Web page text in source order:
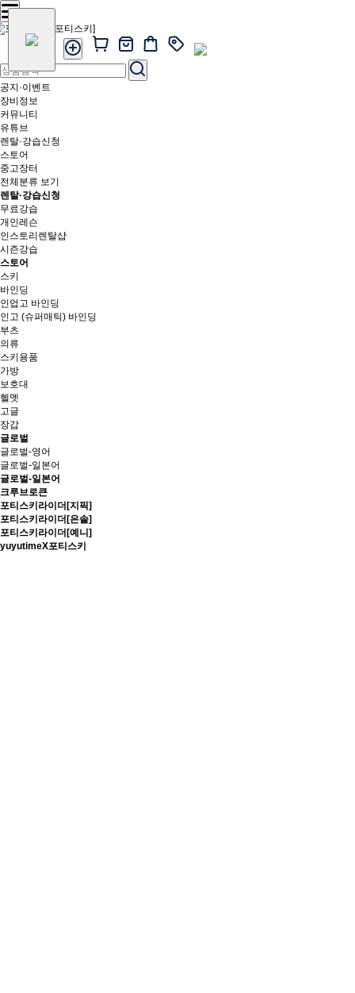
공지·이벤트
장비정보
커뮤니티
유튜브
렌탈·강습신청
스토어
중고장터
전체분류 보기
렌탈·강습신청
무료강습
개인레슨
인스토리렌탈샵
시즌강습
스토어
스키
바인딩
인업고 바인딩
인고 (슈퍼매틱) 바인딩
부츠
의류
스키용품
가방
보호대
헬멧
고글
장갑
글로벌
글로벌-영어
글로벌-일본어
글로벌-일본어
크루브로큰
포티스키라이더[지픽]
포티스키라이더[은솔]
포티스키라이더[예니]
yuyutimeX포티스키